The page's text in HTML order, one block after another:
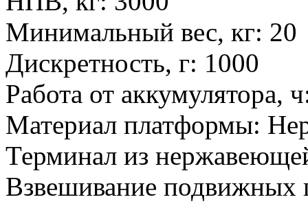
Минимальный вес, кг: 20
Дискретность, г: 1000
Работа от аккумулятора, ч
Материал платформы:
Терминал из
Взвешивание подвижных